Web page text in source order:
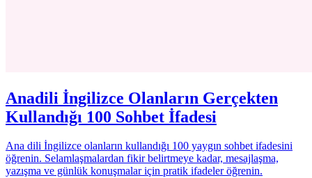
Anadili İngilizce Olanların Gerçekten
Kullandığı 100 Sohbet İfadesi
Ana dili İngilizce olanların kullandığı 100 yaygın sohbet ifadesini
öğrenin. Selamlaşmalardan fikir belirtmeye kadar, mesajlaşma,
yazışma ve günlük konuşmalar için pratik ifadeler öğrenin.